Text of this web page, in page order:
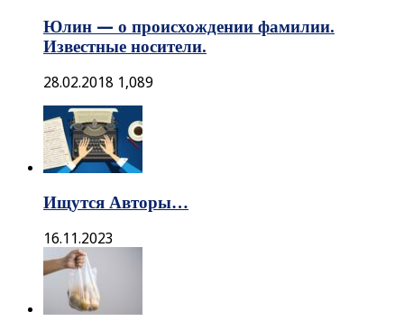
Юлин — о происхождении фамилии.
Известные носители.
28.02.2018 1,089
Ищутся Авторы…
16.11.2023